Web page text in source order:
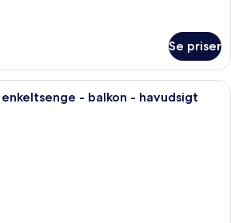
Se priser
En balkon med to røde stole og et
- balkon - havudsigt